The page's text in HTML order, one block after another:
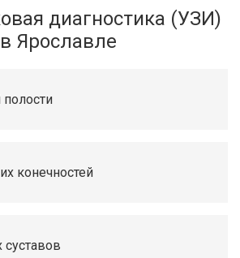
диагностика (УЗИ)
в Ярославле
конечностей